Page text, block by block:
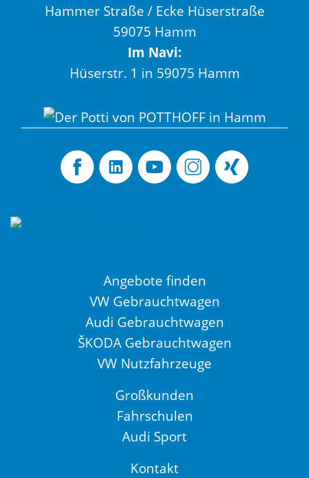
Hammer Straße / Ecke Hüserstraße
59075 Hamm
Im Navi:
Hüserstr. 1 in 59075 Hamm
Angebote finden
VW Gebrauchtwagen
Audi Gebrauchtwagen
ŠKODA Gebrauchtwagen
VW Nutzfahrzeuge
Großkunden
Fahrschulen
Audi Sport
Kontakt